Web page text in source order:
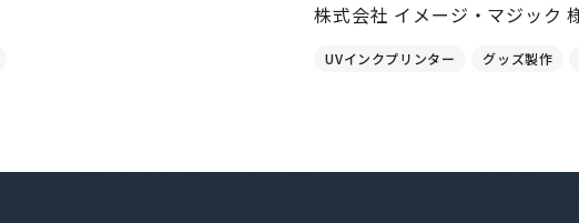
株式会社 イメージ・マジック
UVインクプリンター グッズ製作